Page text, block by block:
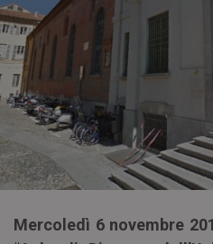
Mercoledì 6 novembre